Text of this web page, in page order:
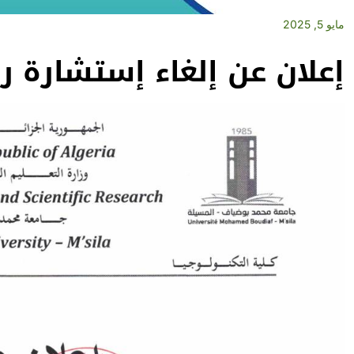
مايو 5, 2025
إعلان عن إلغاء إستشارة رقم